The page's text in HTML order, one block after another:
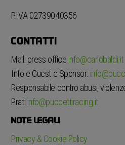
P.IVA 02739040356
CONTATTI
Mail: press office info@carlobaldi.it
Info e Guest e Sponsor:
Responsabile contro abusi,
Prati info@puccettiracing.it
NOTE LEGALI
Privacy & Cookie Policy